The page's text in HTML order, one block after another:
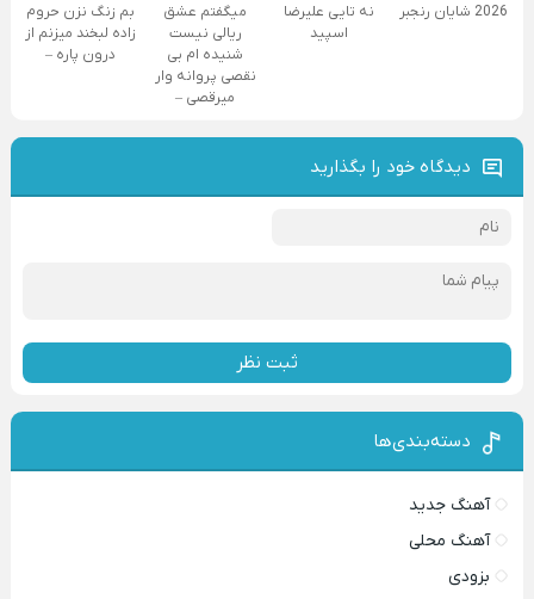
2026 شایان رنجبر
نه تایی علیرضا
اسپید
میگفتم عشق
ریالی نیست
شنیده ام بی
نقصی پروانه وار
میرقصی –
بم زنگ نزن حروم
زاده لبخند میزنم از
درون پاره –
دیدگاه خود را بگذارید
ثبت نظر
دسته‌بندی‌ها
آهنگ جدید
آهنگ محلی
بزودی